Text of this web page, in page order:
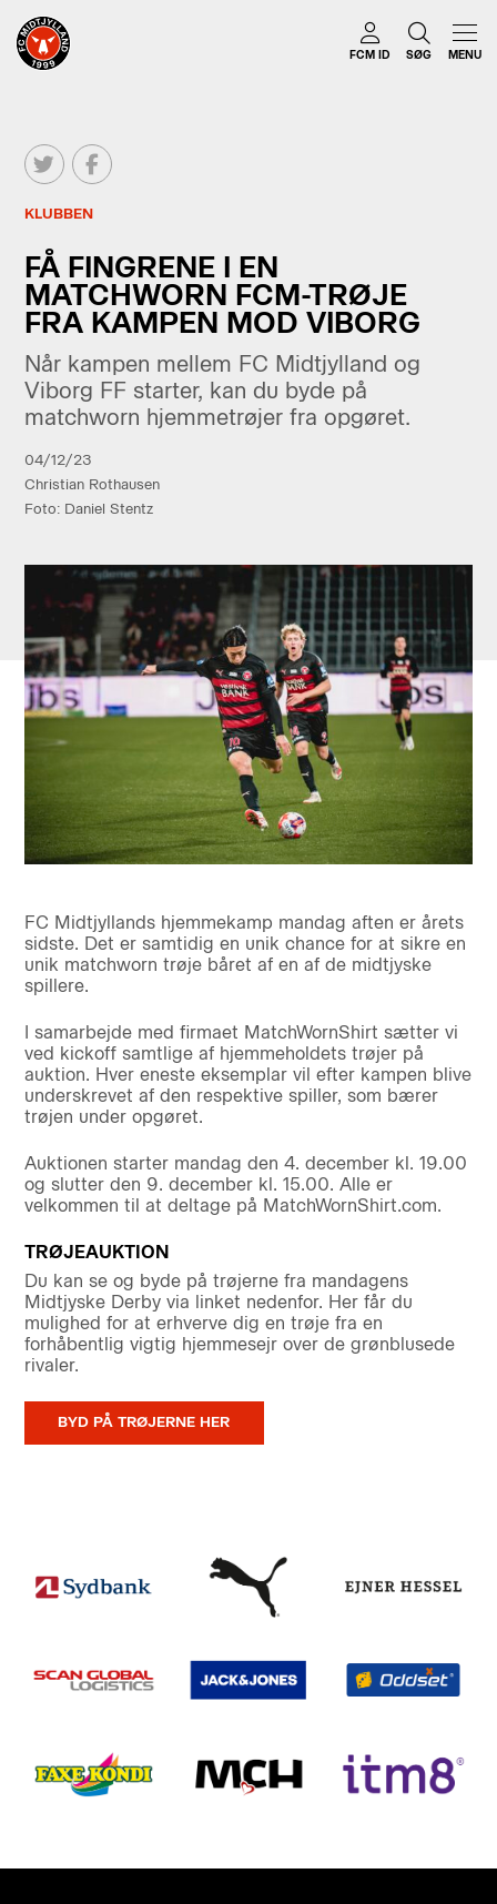
FCM ID SØG MENU
KLUBBEN
FÅ FINGRENE I EN
MATCHWORN FCM-TRØJE
FRA KAMPEN MOD VIBORG
Når kampen mellem FC Midtjylland og
Viborg FF starter, kan du byde på
matchworn hjemmetrøjer fra opgøret.
04/12/23
Christian Rothausen
Foto: Daniel Stentz
FC Midtjyllands hjemmekamp mandag aften er årets
sidste. Det er samtidig en unik chance for at sikre en
unik matchworn trøje båret af en af de midtjyske
spillere.
I samarbejde med firmaet MatchWornShirt sætter vi
ved kickoff samtlige af hjemmeholdets trøjer på
auktion. Hver eneste eksemplar vil efter kampen blive
underskrevet af den respektive spiller, som bærer
trøjen under opgøret.
Auktionen starter mandag den 4. december kl. 19.00
og slutter den 9. december kl. 15.00. Alle er
velkommen til at deltage på MatchWornShirt.com.
TRØJEAUKTION
Du kan se og byde på trøjerne fra mandagens
Midtjyske Derby via linket nedenfor. Her får du
mulighed for at erhverve dig en trøje fra en
forhåbentlig vigtig hjemmesejr over de grønblusede
rivaler.
BYD PÅ TRØJERNE HER